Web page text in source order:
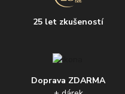
25 let zkušeností
Doprava ZDARMA